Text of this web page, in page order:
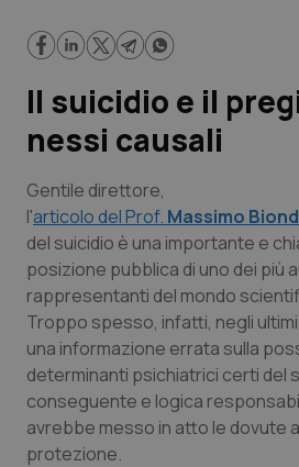
Lavoro e Professioni
Scienza e Farmaci
Studi e Analisi
Lettere al direttore
Edizioni Regionali
QS Pro
Il suicidio e il
nessi causali
Gentile direttore,
l'articolo del Prof. Massimo
del suicidio è una importante e
posizione pubblica di uno dei più
rappresentanti del mondo
Troppo spesso, infatti, negli
una informazione errata sulla
determinanti psichiatrici certi del
conseguente e logica
avrebbe messo in atto le dovute
protezione.